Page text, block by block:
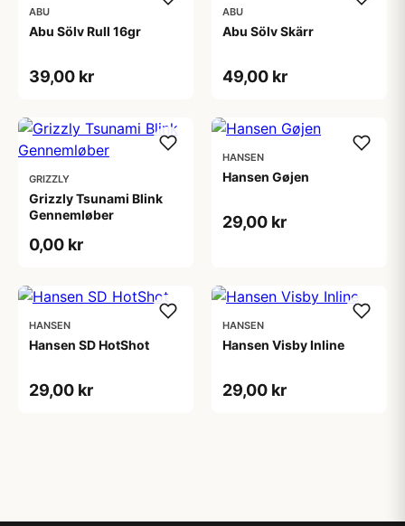
ABU
Abu Sölv Rull 16gr
39,00 kr
ABU
Abu Sölv Skärr
49,00 kr
GRIZZLY
Grizzly Tsunami Blink
Gennemløber
0,00 kr
HANSEN
Hansen Gøjen
29,00 kr
HANSEN
Hansen SD HotShot
29,00 kr
HANSEN
Hansen Visby Inline
29,00 kr